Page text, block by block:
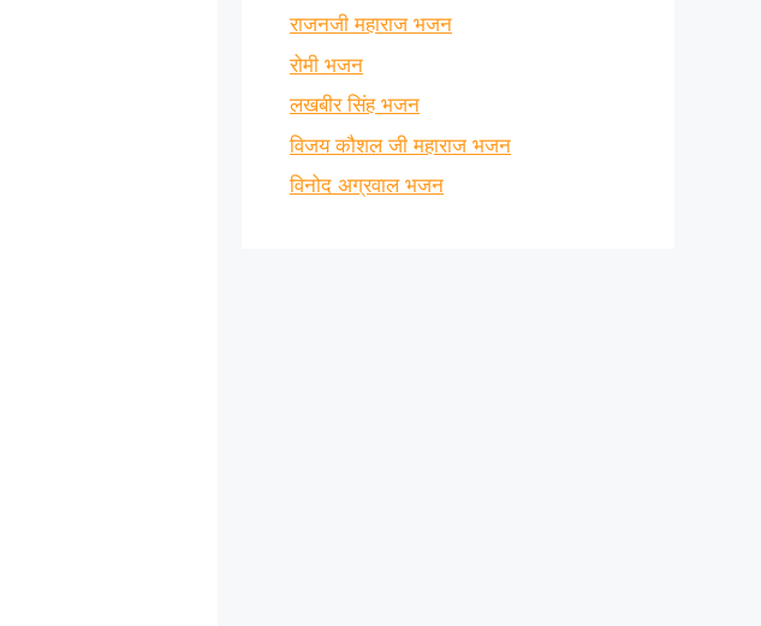
राजनजी महाराज भजन
रोमी भजन
लखबीर सिंह भजन
विजय कौशल जी महाराज भजन
विनोद अग्रवाल भजन